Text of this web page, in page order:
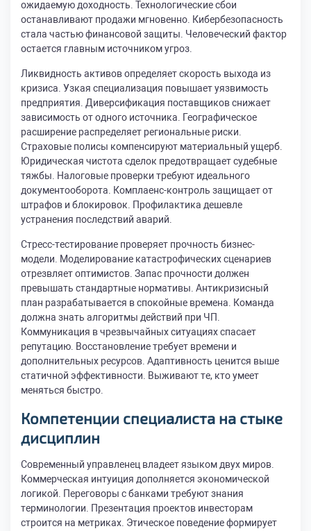
ожидаемую доходность. Технологические сбои
останавливают продажи мгновенно. Кибербезопасность
стала частью финансовой защиты. Человеческий фактор
остается главным источником угроз.
Ликвидность активов определяет скорость выхода из
кризиса. Узкая специализация повышает уязвимость
предприятия. Диверсификация поставщиков снижает
зависимость от одного источника. Географическое
расширение распределяет региональные риски.
Страховые полисы компенсируют материальный ущерб.
Юридическая чистота сделок предотвращает судебные
тяжбы. Налоговые проверки требуют идеального
документооборота. Комплаенс-контроль защищает от
штрафов и блокировок. Профилактика дешевле
устранения последствий аварий.
Стресс-тестирование проверяет прочность бизнес-
модели. Моделирование катастрофических сценариев
отрезвляет оптимистов. Запас прочности должен
превышать стандартные нормативы. Антикризисный
план разрабатывается в спокойные времена. Команда
должна знать алгоритмы действий при ЧП.
Коммуникация в чрезвычайных ситуациях спасает
репутацию. Восстановление требует времени и
дополнительных ресурсов. Адаптивность ценится выше
статичной эффективности. Выживают те, кто умеет
меняться быстро.
Компетенции специалиста на стыке
дисциплин
Современный управленец владеет языком двух миров.
Коммерческая интуиция дополняется экономической
логикой. Переговоры с банками требуют знания
терминологии. Презентация проектов инвесторам
строится на метриках. Этическое поведение формирует